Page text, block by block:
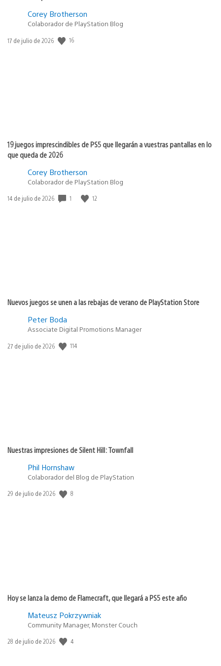
Corey Brotherson
Colaborador de PlayStation Blog
Fecha
17 de julio de 2026 16
19 juegos imprescindibles de PS5 que llegarán a vuestras pantallas en lo
que queda de 2026
Corey Brotherson
Colaborador de PlayStation Blog
Fecha
14 de julio de 2026 1 12
Nuevos juegos se unen a las rebajas de verano de PlayStation Store
Peter Boda
Associate Digital Promotions Manager
Fecha
27 de julio de 2026 114
Nuestras impresiones de Silent Hill: Townfall
Phil Hornshaw
Colaborador del Blog de PlayStation
Fecha
29 de julio de 2026 8
Hoy se lanza la demo de Flamecraft, que llegará a PS5 este año
Mateusz Pokrzywniak
Community Manager, Monster Couch
Fecha
28 de julio de 2026 4